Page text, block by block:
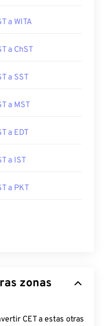
a WITA
a ChST
a SST
a MST
a EDT
a IST
a PKT
zonas
CET a estas otras